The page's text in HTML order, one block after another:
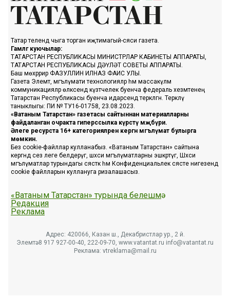
Татар телендә чыга торган иҗтимагый-сәяси газета.
Гамәлгә куючылар:
ТАТАРСТАН РЕСПУБЛИКАСЫ МИНИСТРЛАР КАБИНЕТЫ АППАРАТЫ,
ТАТАРСТАН РЕСПУБЛИКАСЫ ДӘҮЛӘТ СОВЕТЫ АППАРАТЫ.
Баш мөхәррир ФАЗУЛЛИН ИЛНАЗ ФАИС УЛЫ.
Газета Элемтә, мәгълүмати технологияләр һәм массакүләм
коммуникацияләр өлкәсендә күзәтчелек буенча федераль хезмәтенең
Татарстан Республикасы буенча идарәсендә теркәлгән. Теркәлү
таныклыгы: ПИ № ТУ16-01758, 23.08.2023.
«Ватаным Татарстан» газетасы сайтыннан материалларны
файдаланган очракта гиперссылка күрсәтү мәҗбүри.
Әлеге ресурста 16+ категорияләренә кергән мәгълүмат булырга
мөмкин.
Без cookie-файллар кулланабыз. «Ватаным Татарстан» сайтына
кергәндә сез әлеге белдерүгә, шәхси мәгълүматларны эшкәртүгә, Шәхси
мәгълүматлар турындагы сәясәткә һәм Конфиденциальлек сәясәте нигезендә
cookie файлларын куллануга ризалашасыз.
«Ватаным Татарстан» турында белешмә
Редакция
Реклама
Адрес: 420066, Казан ш., Декабристлар ур., 2 й.
Элемтә: 8 917 927-00-40, 222-09-70, www.vatantat.ru info@vatantat.ru
Реклама: vtreklama@mail.ru